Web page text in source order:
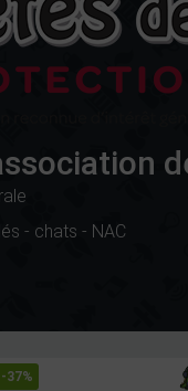
- chats - NAC
-37%